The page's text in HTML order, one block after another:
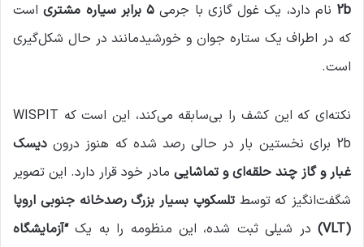
2b نام دارد، یک غول گازی با جرمی ۵ برابر سیاره مشتری
است
که در اطراف یک ستاره جوان و خورشیدمانند در حال شکل‌گیری
است.
نکته‌ای که این کشف را بی‌سابقه می‌کند، این است که WISPIT
2b برای نخستین بار در حالی رصد شده که هنوز درون
دیسک
غبار و گاز چند حلقه‌ای و تماشایی مادر خود قرار دارد. این تصویر
شگفت‌انگیز که توسطتلسکوپ بسیار بزرگ رصدخانه جنوبی اروپا
(VLT)
در شیلی ثبت شده، این منظومه را به یک“آزمایشگاه